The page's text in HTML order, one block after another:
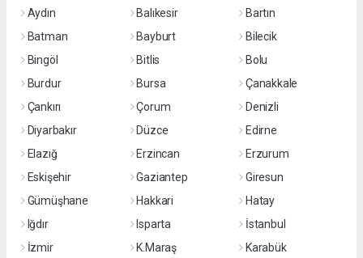
Aydın
Balıkesir
Bartın
Batman
Bayburt
Bilecik
Bingöl
Bitlis
Bolu
Burdur
Bursa
Çanakkale
Çankırı
Çorum
Denizli
Diyarbakır
Düzce
Edirne
Elazığ
Erzincan
Erzurum
Eskişehir
Gaziantep
Giresun
Gümüşhane
Hakkari
Hatay
Iğdır
Isparta
İstanbul
İzmir
K.Maraş
Karabük